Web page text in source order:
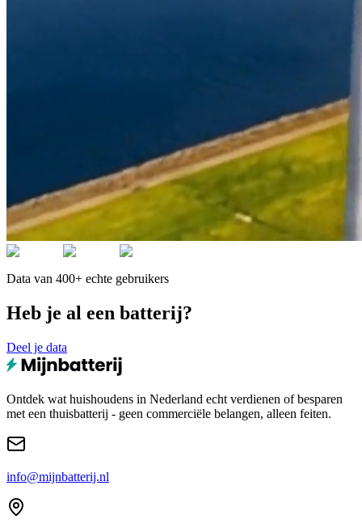
Data van 400+ echte gebruikers
Heb je al een batterij?
Deel je data
Ontdek wat huishoudens in Nederland echt verdienen of besparen
met een thuisbatterij - geen commerciële belangen, alleen feiten.
info@mijnbatterij.nl